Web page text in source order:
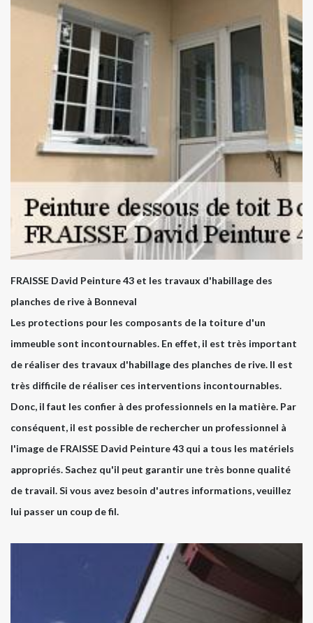
FRAISSE David Peinture 43 et les travaux d'habillage des
planches de rive à Bonneval
Les protections pour les composants de la toiture d'un
immeuble sont incontournables. En effet, il est très important
de réaliser des travaux d'habillage des planches de rive. Il est
très difficile de réaliser ces interventions incontournables.
Donc, il faut les confier à des professionnels en la matière. Par
conséquent, il est possible de rechercher un professionnel à
l'image de FRAISSE David Peinture 43 qui a tous les matériels
appropriés. Sachez qu'il peut garantir une très bonne qualité
de travail. Si vous avez besoin d'autres informations, veuillez
lui passer un coup de fil.